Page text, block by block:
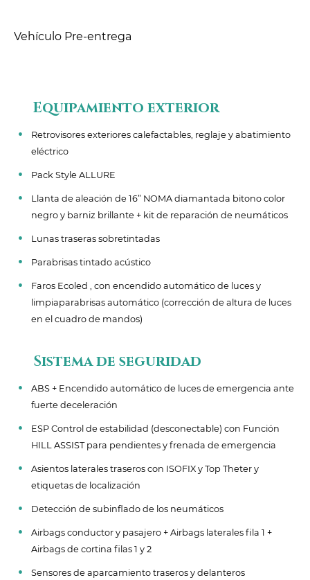
Vehículo Pre-entrega
Equipamiento exterior
Retrovisores exteriores calefactables, reglaje y abatimiento
eléctrico
Pack Style ALLURE
Llanta de aleación de 16” NOMA diamantada bitono color
negro y barniz brillante + kit de reparación de neumáticos
Lunas traseras sobretintadas
Parabrisas tintado acústico
Faros Ecoled , con encendido automático de luces y
limpiaparabrisas automático (corrección de altura de luces
en el cuadro de mandos)
Sistema de seguridad
ABS + Encendido automático de luces de emergencia ante
fuerte deceleración
ESP Control de estabilidad (desconectable) con Función
HILL ASSIST para pendientes y frenada de emergencia
Asientos laterales traseros con ISOFIX y Top Theter y
etiquetas de localización
Detección de subinflado de los neumáticos
Airbags conductor y pasajero + Airbags laterales fila 1 +
Airbags de cortina filas 1 y 2
Sensores de aparcamiento traseros y delanteros